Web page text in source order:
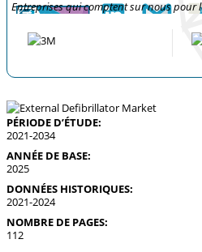
Entreprises qui comptent sur nous pour
PÉRIODE D’ÉTUDE:
2021-2034
ANNÉE DE BASE:
2025
DONNÉES HISTORIQUES:
2021-2024
NOMBRE DE PAGES:
112